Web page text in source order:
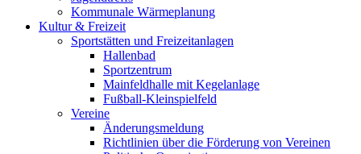
Kommunale Wärmeplanung
Kultur & Freizeit
Sportstätten und Freizeitanlagen
Hallenbad
Sportzentrum
Mainfeldhalle mit Kegelanlage
Fußball-Kleinspielfeld
Vereine
Änderungsmeldung
Richtlinien über die Förderung von Vereinen